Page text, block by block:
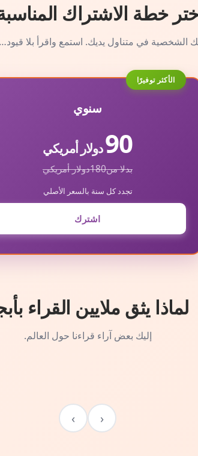
خطة الاشتراك
الشخصية في متناول يديك. استمع واقرأ بلا
الأكثر توفيرًا
سنوي
90دولار أمريكي
بدلا من180دولار أمريكي
تجدد كل سنة بالسعر الأصلي
اشترك
لماذا يثق ملايين القراء
إليك بعض آراء قراءنا حول العالم.
‹
›